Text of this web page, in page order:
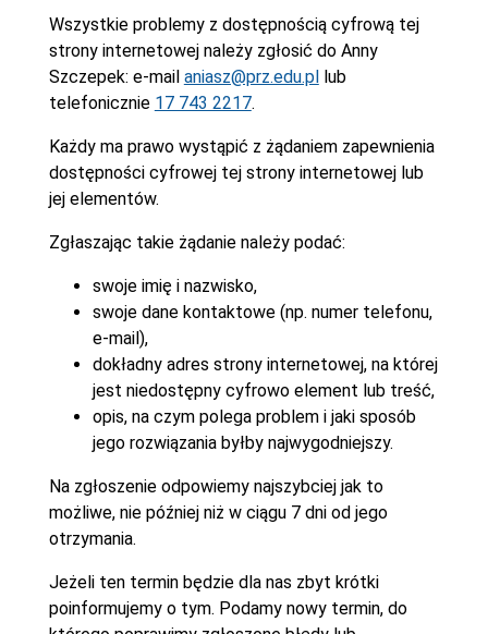
Wszystkie problemy z dostępnością cyfrową tej
strony internetowej należy zgłosić do Anny
Szczepek: e-mail aniasz@prz.edu.pllub
telefonicznie 17 743 2217.
Każdy ma prawo wystąpić z żądaniem zapewnienia
dostępności cyfrowej tej strony internetowej lub
jej elementów.
Zgłaszając takie żądanie należy podać:
swoje imię i nazwisko,
swoje dane kontaktowe (np. numer telefonu,
e-mail),
dokładny adres strony internetowej, na której
jest niedostępny cyfrowo element lub treść,
opis, na czym polega problem i jaki sposób
jego rozwiązania byłby najwygodniejszy.
Na zgłoszenie odpowiemy najszybciej jak to
możliwe, nie później niż w ciągu 7 dni od jego
otrzymania.
Jeżeli ten termin będzie dla nas zbyt krótki
poinformujemy o tym. Podamy nowy termin, do